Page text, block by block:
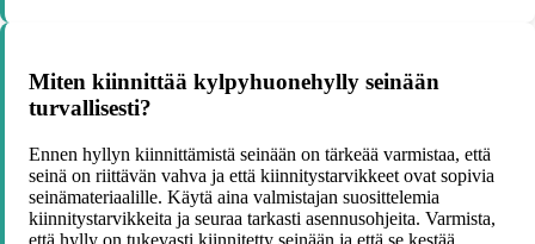
Miten kiinnittää kylpyhuonehylly seinään
turvallisesti?
Ennen hyllyn kiinnittämistä seinään on tärkeää varmistaa, että
seinä on riittävän vahva ja että kiinnitystarvikkeet ovat sopivia
seinämateriaalille. Käytä aina valmistajan suosittelemia
kiinnitystarvikkeita ja seuraa tarkasti asennusohjeita. Varmista,
että hylly on tukevasti kiinnitetty seinään ja että se kestää